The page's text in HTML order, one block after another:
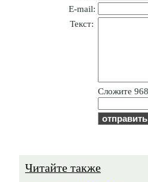
E-mail:
Текст:
Cлoжитe
Читайте также